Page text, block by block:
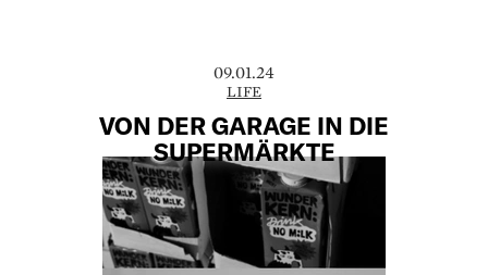
09.01.24
LIFE
VON DER GARAGE IN DIE
SUPERMÄRKTE